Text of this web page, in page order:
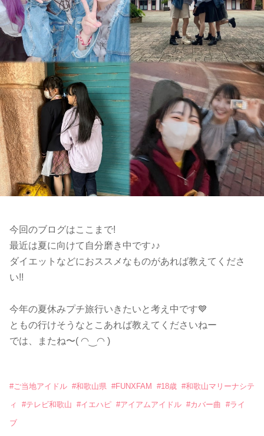
今回のブログはここまで!
最近は夏に向けて自分磨き中です♪♪
ダイエットなどにおススメなものがあれば教えてくださ
い!!
今年の夏休みプチ旅行いきたいと考え中です💙
ともの行けそうなとこあれば教えてくださいねー
では、またね〜( ◠‿◠ )
#ご当地アイドル #和歌山県 #FUNXFAM #18歳 #和歌山マリーナシテ
ィ #テレビ和歌山 #イエハピ #アイアムアイドル #カバー曲 #ライ
ブ